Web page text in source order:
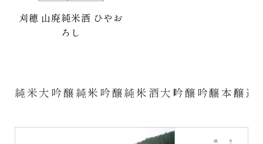
刈穂 山廃純米酒 ひやお
ろし
純米大吟醸純米吟醸純米酒大吟醸吟醸本醸造